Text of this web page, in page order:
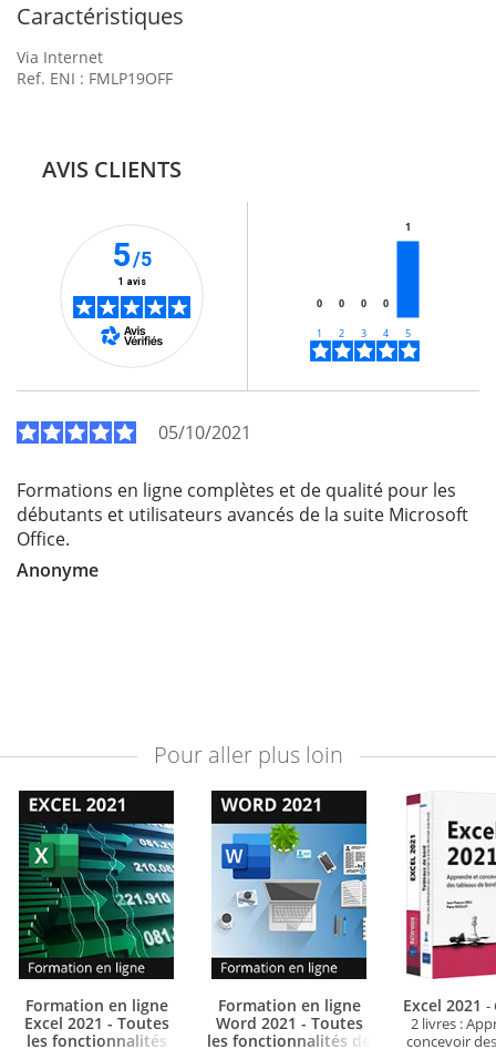
Caractéristiques
Via Internet
Ref. ENI : FMLP19OFF
AVIS CLIENTS
5/5
1 avis
0 0 0 0
1
05/10/2021
Formations en ligne complètes et de qualité pour les
débutants et utilisateurs avancés de la suite Microsoft
Office.
Anonyme
Pour aller plus loin
Formation en ligne
Excel 2021 - Toutes
les fonctionnalités
Formation en ligne
Word 2021 - Toutes
les fonctionnalités de
Excel 2021 -
2 livres :
concevoir